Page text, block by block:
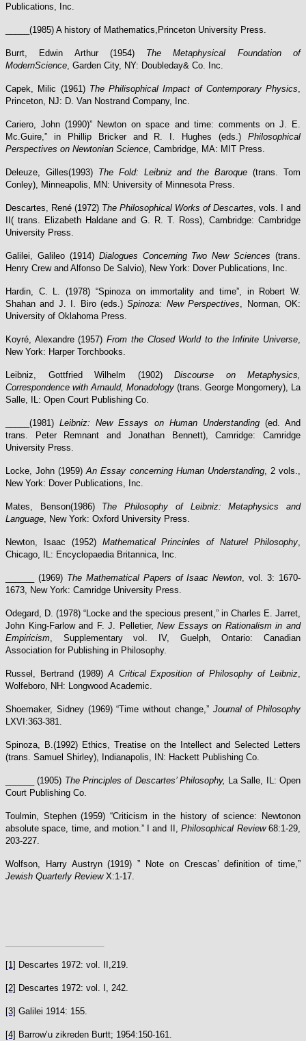
Publications, Inc.
_____(1985) A history of Mathematics,Princeton University Press.
Burrt, Edwin Arthur (1954) The Metaphysical Foundation of
ModernScience, Garden City, NY: Doubleday& Co. Inc.
Capek, Milic (1961) The Philisophical Impact of Contemporary Physics,
Princeton, NJ: D. Van Nostrand Company, Inc.
Cariero, John (1990)” Newton on space and time: comments on J. E.
Mc.Guire,” in Phillip Bricker and R. I. Hughes (eds.) Philosophical
Perspectives on Newtonian Science, Cambridge, MA: MIT Press.
Deleuze, Gilles(1993) The Fold: Leibniz and the Baroque (trans. Tom
Conley), Minneapolis, MN: University of Minnesota Press.
Descartes, René (1972) The Philosophical Works of Descartes, vols. I and
II( trans. Elizabeth Haldane and G. R. T. Ross), Cambridge: Cambridge
University Press.
Galilei, Galileo (1914) Dialogues Concerning Two New Sciences (trans.
Henry Crew and Alfonso De Salvio), New York: Dover Publications, Inc.
Hardin, C. L. (1978) “Spinoza on immortality and time”, in Robert W.
Shahan and J. I. Biro (eds.)Spinoza: New Perspectives, Norman, OK:
University of Oklahoma Press.
Koyré, Alexandre (1957)From the Closed World to the Infinite Universe,
New York: Harper Torchbooks.
Leibniz, Gottfried Wilhelm (1902) Discourse on Metaphysics,
Correspondence with Arnauld, Monadology (trans. George Mongomery), La
Salle, IL: Open Court Publishing Co.
_____(1981)Leibniz: New Essays on Human Understanding(ed. And
trans. Peter Remnant and Jonathan Bennett), Camridge: Camridge
University Press.
Locke, John (1959)An Essay concerning Human Understanding, 2 vols.,
New York: Dover Publications, Inc.
Mates, Benson(1986) The Philosophy of Leibniz: Metaphysics and
Language, New York: Oxford University Press.
Newton, Isaac (1952) Mathematical Princinles of Naturel Philosophy,
Chicago, IL: Encyclopaedia Britannica, Inc.
______ (1969) The Mathematical Papers of Isaac Newton, vol. 3: 1670-
1673, New York: Camridge University Press.
Odegard, D. (1978) “Locke and the specious present,” in Charles E. Jarret,
John King-Farlow and F. J. Pelletier,New Essays on Rationalism in and
Empiricism, Supplementary vol. IV, Guelph, Ontario: Canadian
Association for Publishing in Philosophy.
Russel, Bertrand (1989)A Critical Exposition of Philosophy of Leibniz,
Wolfeboro, NH: Longwood Academic.
Shoemaker, Sidney (1969) “Time without change,” Journal of Philosophy
LXVI:363-381.
Spinoza, B.(1992) Ethics, Treatise on the Intellect and Selected Letters
(trans. Samuel Shirley), Indianapolis, IN: Hackett Publishing Co.
______ (1905) The Principles of Descartes’ Philosophy, La Salle, IL: Open
Court Publishing Co.
Toulmin, Stephen (1959) “Criticism in the history of science: Newtonon
absolute space, time, and motion.” I and II,Philosophical Review68:1-29,
203-227.
Wolfson, Harry Austryn (1919) ” Note on Crescas’ definition of time,”
Jewish Quarterly ReviewX:1-17.
[1] Descartes 1972: vol. II,219.
[2] Descartes 1972: vol. I, 242.
[3] Galilei 1914: 155.
[4] Barrow’u zikreden Burtt; 1954:150-161.